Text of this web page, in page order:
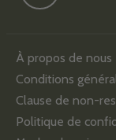
À propos de nous
Conditions
Clause de non-
Politique de